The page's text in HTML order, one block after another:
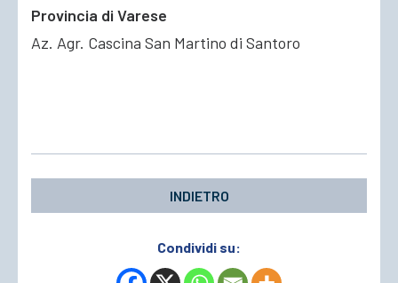
Provincia di Varese
Az. Agr. Cascina San Martino di Santoro
INDIETRO
Condividi su: